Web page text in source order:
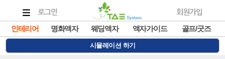
로그인 회원가입
인테리어 명화액자 웨딩액자 액자가이드 골프/굿즈
시뮬레이션 하기